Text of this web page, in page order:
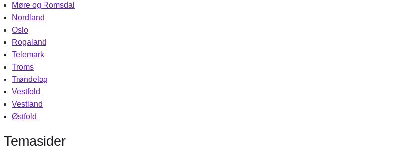
Møre og Romsdal
Nordland
Oslo
Rogaland
Telemark
Troms
Trøndelag
Vestfold
Vestland
Østfold
Temasider